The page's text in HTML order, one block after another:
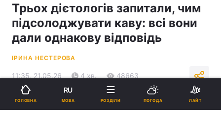
Трьох дієтологів запитали, чим
підсолоджувати каву: всі вони
дали однакову відповідь
ІРИНА НЕСТЕРОВА
11:35, 21.05.26 4 хв. 48663
Підпишіться на нас в Google
ГОЛОВНА
RU
МОВА РОЗДІЛИ ПОГОДА ЛАЙТ